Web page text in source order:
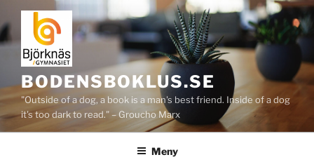
Hoppa
till
innehåll
BODENSBOKLUS.SE
"Outside of a dog, a book is a man's best friend. Inside of a dog
it's too dark to read." – Groucho Marx
Meny